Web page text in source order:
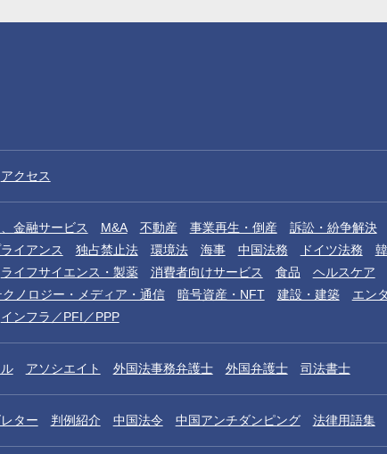
アクセス
金融サービス M&A 不動産 事業再生・倒産 訴訟・紛争解決
イアンス 独占禁止法 環境法 海事 中国法務 ドイツ法務
ライフサイエンス・製薬 消費者向けサービス 食品 ヘルスケア
ノロジー・メディア・通信 暗号資産・NFT 建設・建築
エン
インフラ／PFI／PPP
アソシエイト 外国法事務弁護士 外国弁護士 司法書士
ター 判例紹介 中国法令 中国アンチダンピング 法律用語集